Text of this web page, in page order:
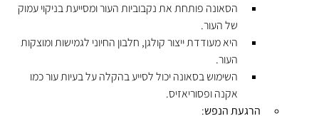
הסאונה פותחת את נקבוביות העור ומסייעת בניקוי עמוק
של העור.
היא מעודדת ייצור קולגן, חלבון החיוני לגמישות ומוצקות
העור.
השימוש בסאונה יכול לסייע בהקלה על בעיות עור כמו
אקנה ופסוריאזיס.
הרגעת הנפש: